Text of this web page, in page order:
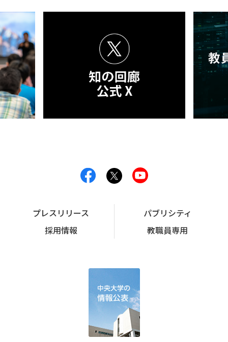
プレスリリース
パブリシティ
採用情報
教職員専用